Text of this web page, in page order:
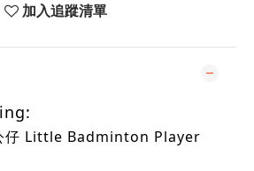
加入追蹤清單
仔 Little Badminton Player